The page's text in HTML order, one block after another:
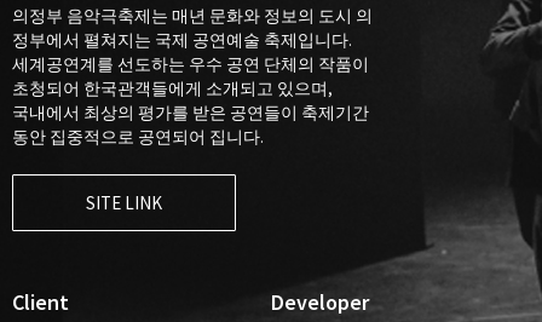
의정부 음악극축제는 매년 문화와 정보의 도시 의
정부에서 펼쳐지는 국제 공연예술 축제입니다.
세계공연계를 선도하는 우수 공연 단체의 작품이
초청되어 한국관객들에게 소개되고 있으며,
국내에서 최상의 평가를 받은 공연들이 축제기간
동안 집중적으로 공연되어 집니다.
SITE LINK
Client Developer